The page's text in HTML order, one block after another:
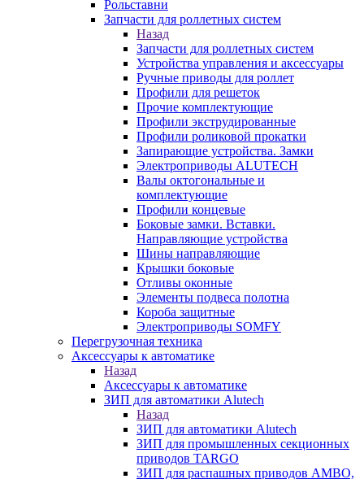
Рольставни
Запчасти для роллетных систем
Назад
Запчасти для роллетных систем
Устройства управления и аксессуары
Ручные приводы для роллет
Профили для решеток
Прочие комплектующие
Профили экструдированные
Профили роликовой прокатки
Запирающие устройства. Замки
Электроприводы ALUTECH
Валы октогональные и
комплектующие
Профили концевые
Боковые замки. Вставки.
Направляющие устройства
Шины направляющие
Крышки боковые
Отливы оконные
Элементы подвеса полотна
Короба защитные
Электроприводы SOMFY
Перегрузочная техника
Аксессуары к автоматике
Назад
Аксессуары к автоматике
ЗИП для автоматики Alutech
Назад
ЗИП для автоматики Alutech
ЗИП для промышленных секционных
приводов TARGO
ЗИП для распашных приводов AMBO,